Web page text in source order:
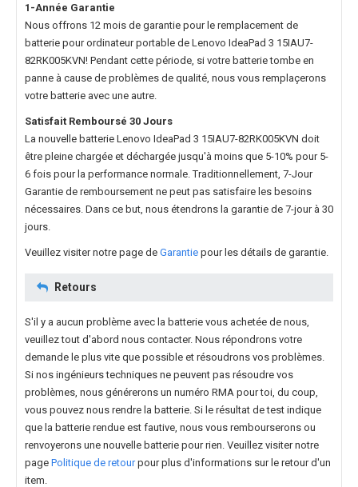
1-Année Garantie
Nous offrons 12 mois de garantie pour le remplacement de
batterie pour ordinateur portable de Lenovo IdeaPad 3 15IAU7-
82RK005KVN! Pendant cette période, si votre batterie tombe en
panne à cause de problèmes de qualité, nous vous remplaçerons
votre batterie avec une autre.
Satisfait Remboursé 30 Jours
La nouvelle batterie Lenovo IdeaPad 3 15IAU7-82RK005KVN doit
être pleine chargée et déchargée jusqu'à moins que 5-10% pour 5-
6 fois pour la performance normale. Traditionnellement, 7-Jour
Garantie de remboursement ne peut pas satisfaire les besoins
nécessaires. Dans ce but, nous étendrons la garantie de 7-jour à 30
jours.
Veuillez visiter notre page de Garantie pour les détails de garantie.
Retours
S'il y a aucun problème avec la batterie vous achetée de nous,
veuillez tout d'abord nous contacter. Nous répondrons votre
demande le plus vite que possible et résoudrons vos problèmes.
Si nos ingénieurs techniques ne peuvent pas résoudre vos
problèmes, nous générerons un numéro RMA pour toi, du coup,
vous pouvez nous rendre la batterie. Si le résultat de test indique
que la batterie rendue est fautive, nous vous rembourserons ou
renvoyerons une nouvelle batterie pour rien. Veuillez visiter notre
page Politique de retourpour plus d'informations sur le retour d'un
item.